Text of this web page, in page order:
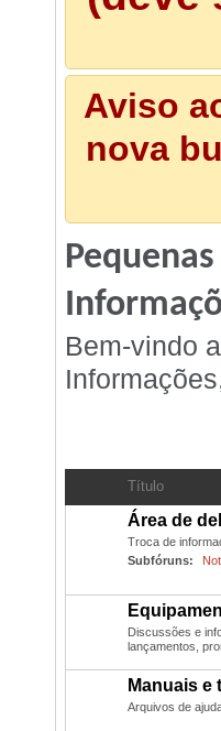
Aviso
nova
Bem-vindo
Título
Área de
Troca de
Subfóruns:
Discussões e
lançamentos,
Manuais e
Arquivos de